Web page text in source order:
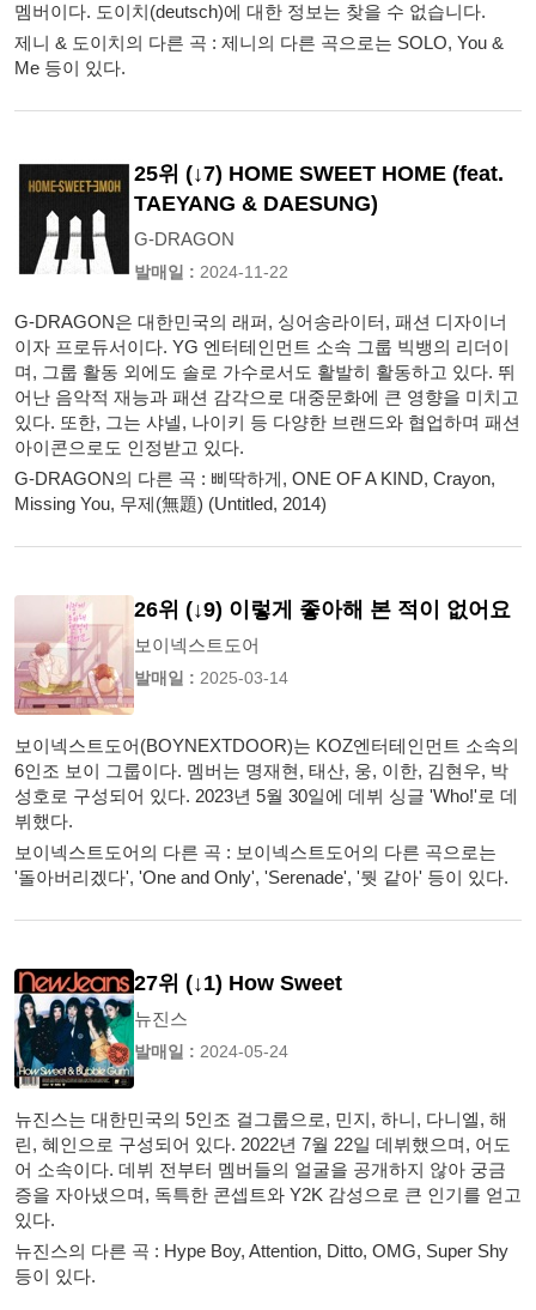
멤버이다. 도이치(deutsch)에 대한 정보는 찾을 수 없습니다.
제니 & 도이치의 다른 곡 : 제니의 다른 곡으로는 SOLO, You &
Me 등이 있다.
25위 (↓7) HOME SWEET HOME (feat.
TAEYANG & DAESUNG)
G-DRAGON
발매일 : 2024-11-22
G-DRAGON은 대한민국의 래퍼, 싱어송라이터, 패션 디자이너
이자 프로듀서이다. YG 엔터테인먼트 소속 그룹 빅뱅의 리더이
며, 그룹 활동 외에도 솔로 가수로서도 활발히 활동하고 있다. 뛰
어난 음악적 재능과 패션 감각으로 대중문화에 큰 영향을 미치고
있다. 또한, 그는 샤넬, 나이키 등 다양한 브랜드와 협업하며 패션
아이콘으로도 인정받고 있다.
G-DRAGON의 다른 곡 : 삐딱하게, ONE OF A KIND, Crayon,
Missing You, 무제(無題) (Untitled, 2014)
26위 (↓9) 이렇게 좋아해 본 적이 없어요
보이넥스트도어
발매일 : 2025-03-14
보이넥스트도어(BOYNEXTDOOR)는 KOZ엔터테인먼트 소속의
6인조 보이 그룹이다. 멤버는 명재현, 태산, 웅, 이한, 김현우, 박
성호로 구성되어 있다. 2023년 5월 30일에 데뷔 싱글 'Who!'로 데
뷔했다.
보이넥스트도어의 다른 곡 : 보이넥스트도어의 다른 곡으로는
'돌아버리겠다', 'One and Only', 'Serenade', '뭣 같아' 등이 있다.
27위 (↓1) How Sweet
뉴진스
발매일 : 2024-05-24
뉴진스는 대한민국의 5인조 걸그룹으로, 민지, 하니, 다니엘, 해
린, 혜인으로 구성되어 있다. 2022년 7월 22일 데뷔했으며, 어도
어 소속이다. 데뷔 전부터 멤버들의 얼굴을 공개하지 않아 궁금
증을 자아냈으며, 독특한 콘셉트와 Y2K 감성으로 큰 인기를 얻고
있다.
뉴진스의 다른 곡 : Hype Boy, Attention, Ditto, OMG, Super Shy
등이 있다.